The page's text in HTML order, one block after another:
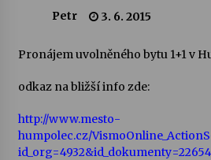
Vernisáž výstavy
kapkou
Veselí muzikanti
Pozvánka na
Petr 3. 6. 2015
Pronájem uvolněného bytu 1+1 v
odkaz na bližší info zde:
http://www.mesto-
humpolec.cz/